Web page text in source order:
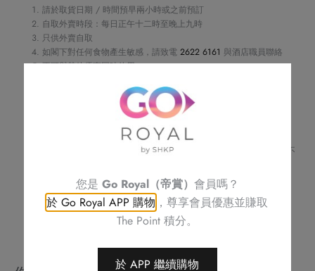
(半
請於取貨日期 / 時間預早兩小時或之前預訂
自取外賣時段：每日正午十二時至晚上九時
只供外賣自取
如閣下對任何食物產生敏感，請致電 2622 6161 與酒店職員聯絡
不可與其他優惠同時使用
請務必檢查所填資料，以確保交易快捷及順利
訂單一經確認，不可更改、取消或退款
不可補發、更換或購買其他產品
帝京酒店保留修改優惠條款及細則、更改或終止此優惠之權利，恕不
如有任何爭議，帝京酒店保留最終決定權
您是 Go Royal（帝賞） 會員嗎？
於 Go Royal APP 購物 ，尊享會員優惠並賺取
The Point 積分。
於 APP 繼續購物